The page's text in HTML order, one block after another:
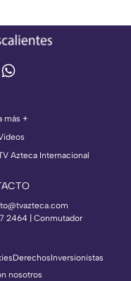
más +
Azteca Internacional
2464 | Conmutador
DerechosInversionistas
nosotros